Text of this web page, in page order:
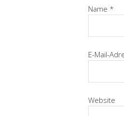
Name *
E-Mail-
Website